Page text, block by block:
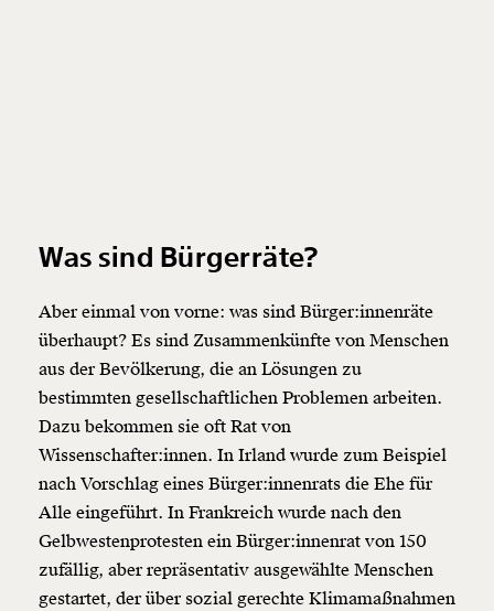
Was sind Bürgerräte?
Aber einmal von vorne: was sind Bürger:innenräte
überhaupt? Es sind Zusammenkünfte von Menschen
aus der Bevölkerung, die an Lösungen zu
bestimmten gesellschaftlichen Problemen arbeiten.
Dazu bekommen sie oft Rat von
Wissenschafter:innen. In Irland wurde zum Beispiel
nach Vorschlag eines Bürger:innenrats die Ehe für
Alle eingeführt. In Frankreich wurde nach den
Gelbwestenprotesten ein Bürger:innenrat von 150
zufällig, aber repräsentativ ausgewählte Menschen
gestartet, der über sozial gerechte Klimamaßnahmen